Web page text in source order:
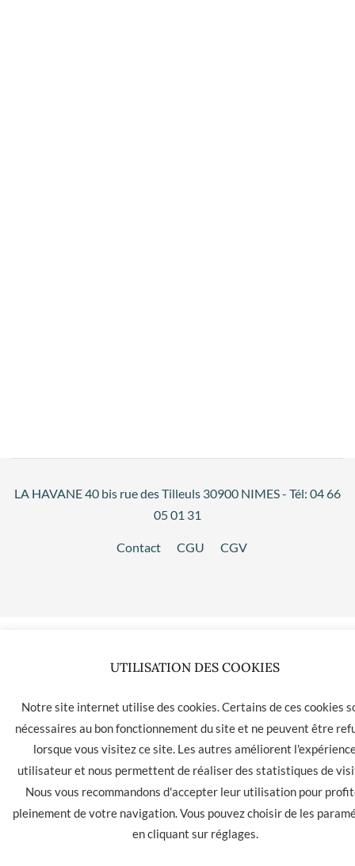
LA HAVANE 40 bis rue des Tilleuls 30900 NIMES - Tél: 04 66
05 01 31
Contact CGU CGV
UTILISATION DES COOKIES
Notre site internet utilise des cookies. Certains de ces cookies
nécessaires au bon fonctionnement du site et ne peuvent être
lorsque vous visitez ce site. Les autres améliorent
utilisateur et nous permettent de réaliser des statistiques de
Nous vous recommandons d'accepter leur utilisation pour
pleinement de votre navigation. Vous pouvez choisir de les
en cliquant sur réglages.